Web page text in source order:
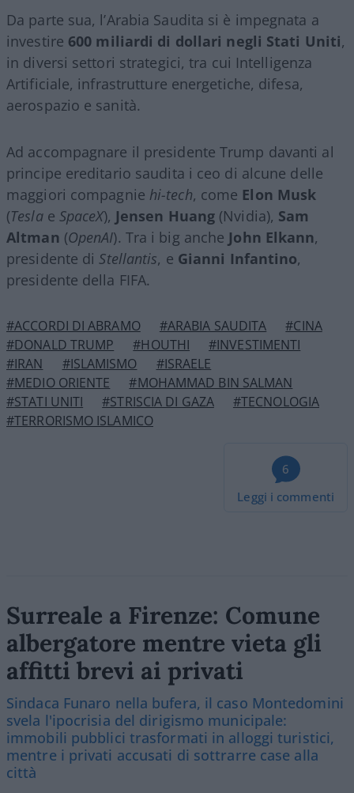
Da parte sua, l’Arabia Saudita si è impegnata a
investire 600 miliardi di dollari negli Stati Uniti,
in diversi settori strategici, tra cui Intelligenza
Artificiale, infrastrutture energetiche, difesa,
aerospazio e sanità.
Ad accompagnare il presidente Trump davanti al
principe ereditario saudita i ceo di alcune delle
maggiori compagnie hi-tech, come Elon Musk
(Teslae SpaceX), Jensen Huang (Nvidia), Sam
Altman (OpenAI). Tra i big anche John Elkann,
presidente diStellantis, e Gianni Infantino,
presidente della FIFA.
#ACCORDI DI ABRAMO #ARABIA SAUDITA
#CINA
#DONALD TRUMP
#HOUTHI
#INVESTIMENTI
#IRAN
#ISLAMISMO
#ISRAELE
#MEDIO ORIENTE
#MOHAMMAD BIN SALMAN
#STATI UNITI
#STRISCIA DI GAZA
#TECNOLOGIA
#TERRORISMO ISLAMICO
6
Leggi i commenti
Surreale a Firenze: Comune
albergatore mentre vieta gli
affitti brevi ai privati
Sindaca Funaro nella bufera, il caso Montedomini
svela l'ipocrisia del dirigismo municipale:
immobili pubblici trasformati in alloggi turistici,
mentre i privati accusati di sottrarre case alla
città